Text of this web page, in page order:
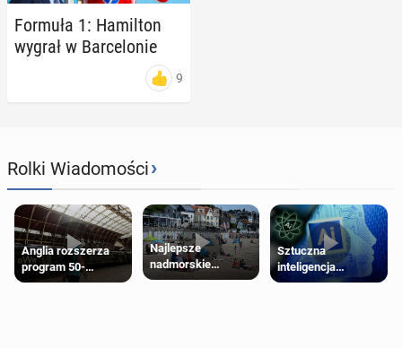
Formuła 1: Ha­mil­ton
wygrał w Bar­ce­lo­nie
9
Rolki Wiadomości›
Anglia rozszerza
program 50-
procentowych
Najlepsze
nadmorskie
miasteczko blisko
Sztuczna
inteligencja
próbowała oszukać